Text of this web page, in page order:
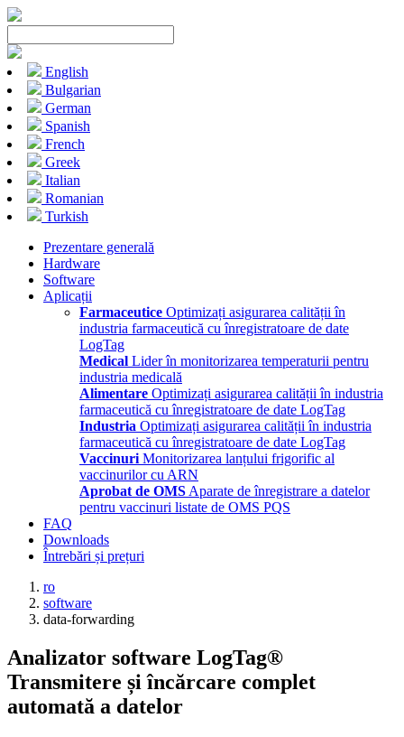
English
Bulgarian
German
Spanish
French
Greek
Italian
Romanian
Turkish
Prezentare generală
Hardware
Software
Aplicații
Farmaceutice Optimizați asigurarea calității în
industria farmaceutică cu înregistratoare de date
LogTag
Medical Lider în monitorizarea temperaturii pentru
industria medicală
Alimentare Optimizați asigurarea calității în industria
farmaceutică cu înregistratoare de date LogTag
Industria Optimizați asigurarea calității în industria
farmaceutică cu înregistratoare de date LogTag
Vaccinuri Monitorizarea lanțului frigorific al
vaccinurilor cu ARN
Aprobat de OMS Aparate de înregistrare a datelor
pentru vaccinuri listate de OMS PQS
FAQ
Downloads
Întrebări și prețuri
ro
software
data-forwarding
Analizator software LogTag®
Transmitere și încărcare complet
automată a datelor